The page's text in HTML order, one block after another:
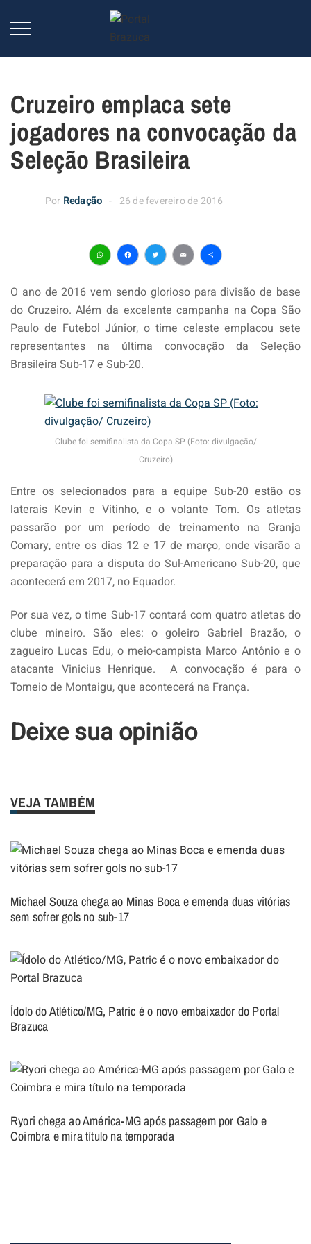
Cruzeiro emplaca sete
jogadores na convocação da
Seleção Brasileira
Por Redação 26 de fevereiro de 2016
WhatsApp
Facebook
Twitter
EmailShare
O ano de 2016 vem sendo glorioso para divisão de base
do Cruzeiro. Além da excelente campanha na Copa São
Paulo de Futebol Júnior, o time celeste emplacou sete
representantes na última convocação da Seleção
Brasileira Sub-17 e Sub-20.
Clube foi semifinalista da Copa SP (Foto: divulgação/
Cruzeiro)
Entre os selecionados para a equipe Sub-20 estão os
laterais Kevin e Vitinho, e o volante Tom. Os atletas
passarão por um período de treinamento na Granja
Comary, entre os dias 12 e 17 de março, onde visarão a
preparação para a disputa do Sul-Americano Sub-20, que
acontecerá em 2017, no Equador.
Por sua vez, o time Sub-17 contará com quatro atletas do
clube mineiro. São eles: o goleiro Gabriel Brazão, o
zagueiro Lucas Edu, o meio-campista Marco Antônio e o
atacante Vinicius Henrique. A convocação é para o
Torneio de Montaigu, que acontecerá na França.
Deixe sua opinião
VEJA TAMBÉM
Michael Souza chega ao Minas Boca e emenda duas vitórias
sem sofrer gols no sub-17
Ídolo do Atlético/MG, Patric é o novo embaixador do Portal
Brazuca
Ryori chega ao América-MG após passagem por Galo e
Coimbra e mira título na temporada